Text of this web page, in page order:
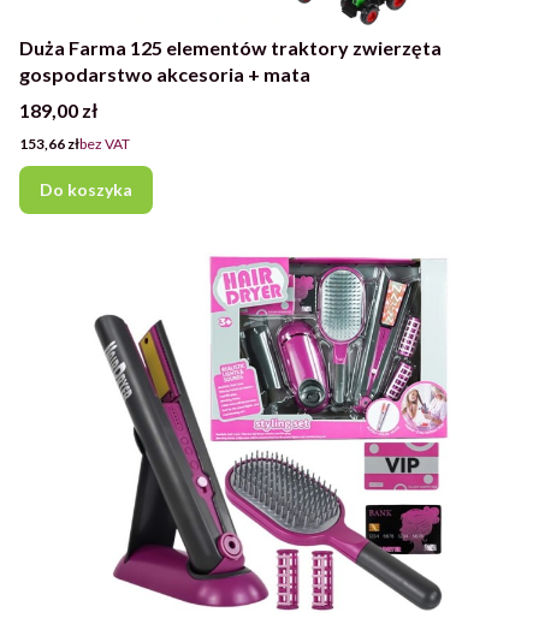
Duża Farma 125 elementów traktory zwierzęta
gospodarstwo akcesoria + mata
Cena
189,00 zł
Cena
153,66 złbez VAT
Do koszyka